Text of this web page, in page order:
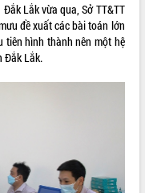
Lắk vừa qua, Sở TT&TT
đề xuất các bài toán lớn
tiên hình thành nên một hệ
Đắk Lắk.